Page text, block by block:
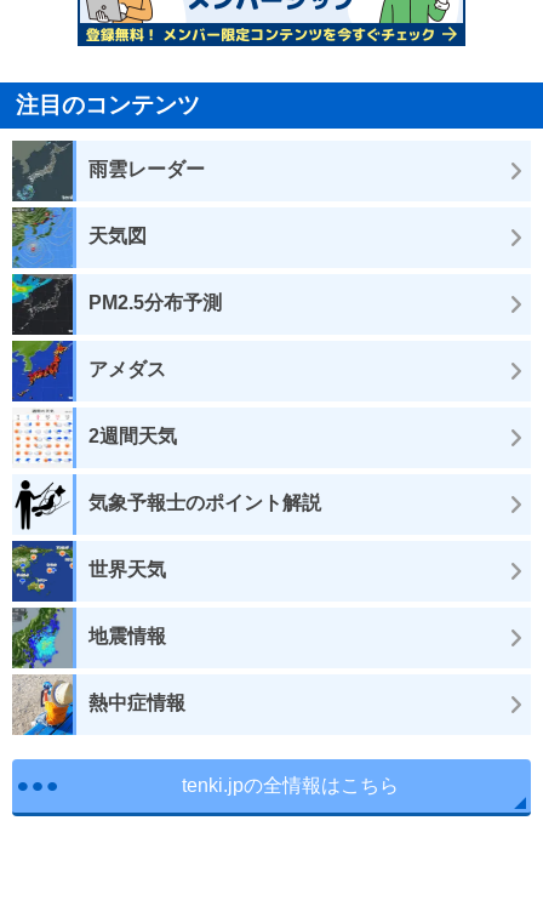
注目のコンテンツ
雨雲レーダー
天気図
PM2.5分布予測
アメダス
2週間天気
気象予報士のポイント解説
世界天気
地震情報
熱中症情報
tenki.jpの全情報はこちら